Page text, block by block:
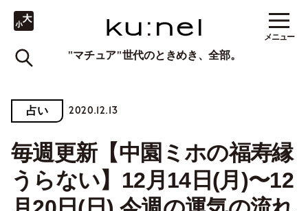
"マチュア"世代のときめき、全部。
メニュー
占い 2020.12.13
毎週更新【中園ミホの福寿縁
うらない】12月14日(月)〜12